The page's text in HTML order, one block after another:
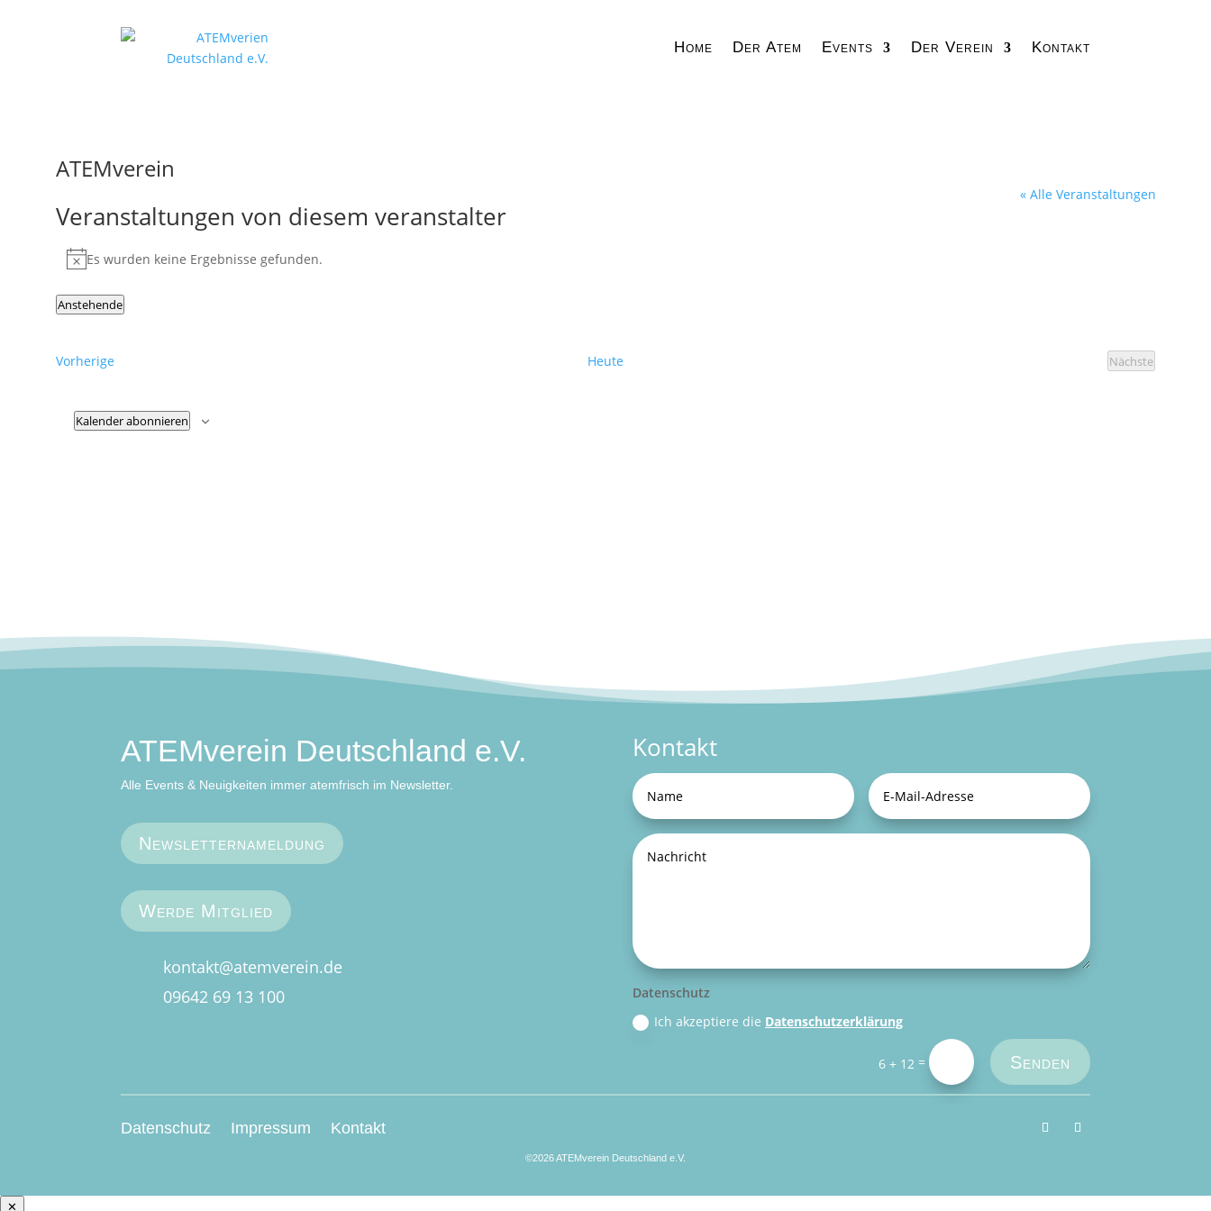
Home Der Atem Events Der Verein Kontakt
ATEMverein
« Alle Veranstaltungen
Veranstaltungen von diesem veranstalter
Hinweis
Es wurden keine Ergebnisse gefunden.
Anstehende
VorherigeVeranstaltungen Heute
Nächste
Kalender abonnieren
ATEMverein Deutschland e.V.
Alle Events & Neuigkeiten immer atemfrisch im Newsletter.
Newsletternameldung
Werde Mitglied
kontakt@atemverein.de
09642 69 13 100
Kontakt
Datenschutz
Ich akzeptiere die Datenschutzerklärung
6 + 12 = Senden
Datenschutz Impressum Kontakt
©2026 ATEMverein Deutschland e.V.
✕